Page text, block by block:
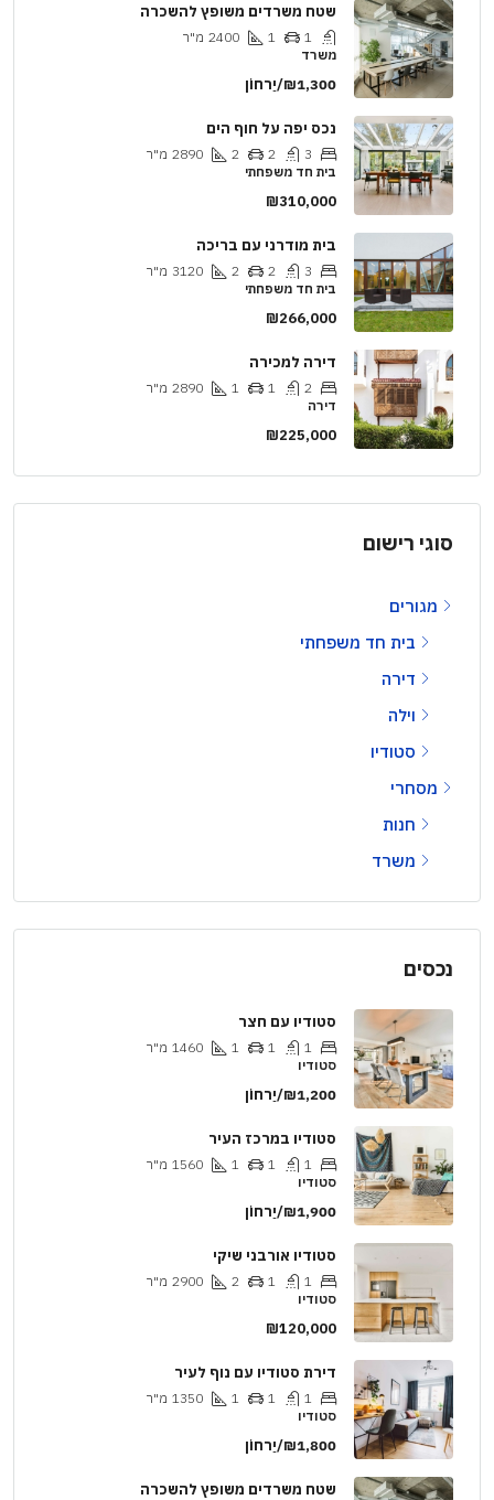
שטח משרדים משופץ להשכרה
1
1
2400 מ"ר
משרד
₪1,300/יַרחוֹן
נכס יפה על חוף הים
3
2
2
2890 מ"ר
בית חד משפחתי
₪310,000
בית מודרני עם בריכה
3
2
2
3120 מ"ר
בית חד משפחתי
₪266,000
דירה למכירה
2
1
1
2890 מ"ר
דירה
₪225,000
סוגי רישום
מגורים
בית חד משפחתי
דירה
וילה
סטודיו
מסחרי
חנות
משרד
נכסים
סטודיו עם חצר
1
1
1
1460 מ"ר
סטודיו
₪1,200/יַרחוֹן
סטודיו במרכז העיר
1
1
1
1560 מ"ר
סטודיו
₪1,900/יַרחוֹן
סטודיו אורבני שיקי
1
1
2
2900 מ"ר
סטודיו
₪120,000
דירת סטודיו עם נוף לעיר
1
1
1
1350 מ"ר
סטודיו
₪1,800/יַרחוֹן
שטח משרדים משופץ להשכרה